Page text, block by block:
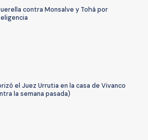
contra Monsalve y Tohá por
el Juez Urrutia en la casa de Vivanco
la semana pasada)